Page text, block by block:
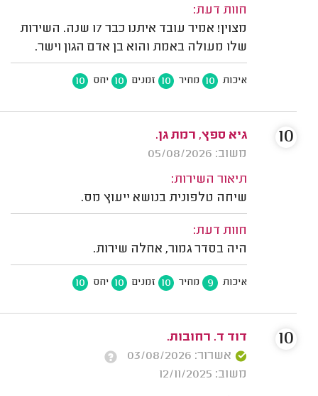
חוות דעת:
מצוין! אמיר עובד איתנו כבר 17 שנה. השירות
שלו מעולה באמת והוא בן אדם הגון וישר.
איכות 10 מחיר 10 זמנים 10 יחס 10
גיא ספץ, רמת גן.
משוב: 05/08/2026
תיאור השירות:
שיחה טלפונית בנושא ייעוץ מס.
חוות דעת:
היה בסדר גמור, אחלה שירות.
איכות 9 מחיר 10 זמנים 10 יחס 10
10
דוד ד. רחובות.
אשרור: 03/08/2026
משוב: 12/11/2025
10